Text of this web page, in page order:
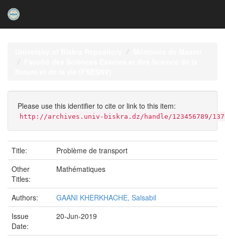
Please use this identifier to cite or link to this item:
http://archives.univ-biskra.dz/handle/123456789/
Title:
Problème de transport
Other
Titles:
Mathématiques
Authors:
GAANI KHERKHACHE, Salsabil
Issue
Date:
20-Jun-2019